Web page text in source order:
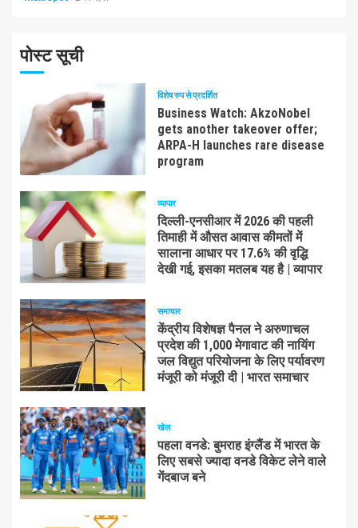
पोस्ट सूची
विशेष रुप से प्रदर्शित
Business Watch: AkzoNobel
gets another takeover offer;
ARPA-H launches rare disease
program
व्यापार
दिल्ली-एनसीआर में 2026 की पहली
तिमाही में औसत आवास कीमतों में
सालाना आधार पर 17.6% की वृद्धि
देखी गई, इसका मतलब यह है | व्यापार
समाचार
केंद्रीय विशेषज्ञ पैनल ने अरुणाचल
प्रदेश की 1,000 मेगावाट की नायिंग
जल विद्युत परियोजना के लिए पर्यावरण
मंजूरी को मंजूरी दी | भारत समाचार
खेल
पहला वनडे: बुमराह इंग्लैंड में भारत के
लिए सबसे ज्यादा वनडे विकेट लेने वाले
गेंदबाज बने